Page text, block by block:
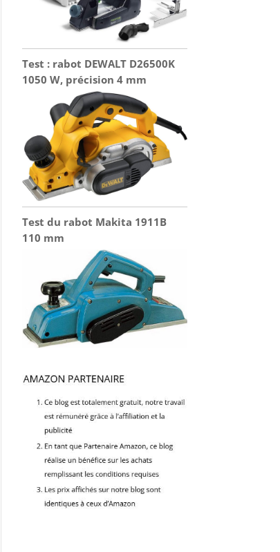
Test : rabot DEWALT D26500K
1050 W, précision 4 mm
Test du rabot Makita 1911B
110 mm